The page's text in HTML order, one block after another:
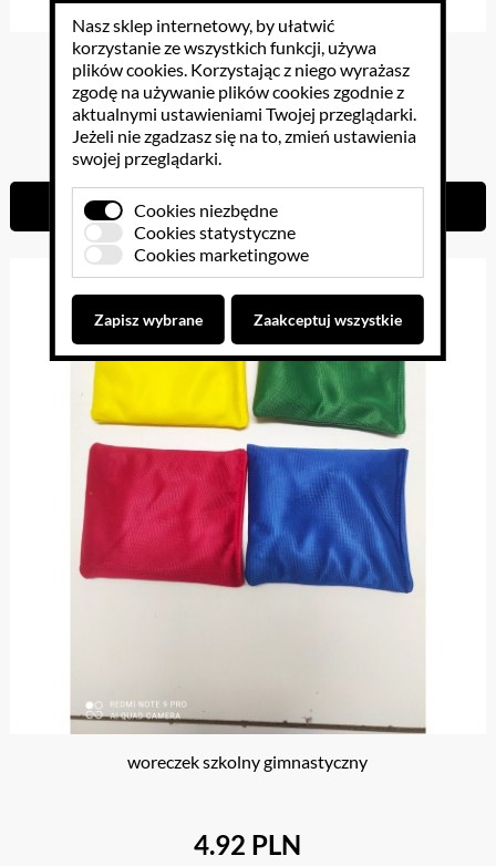
hula-hop 70cm
11.07 PLN
Do koszyka
woreczek szkolny gimnastyczny
4.92 PLN
Nasz sklep internetowy, by ułatwić
korzystanie ze wszystkich funkcji, używa
plików cookies. Korzystając z niego wyrażasz
zgodę na używanie plików cookies zgodnie z
aktualnymi ustawieniami Twojej przeglądarki.
Jeżeli nie zgadzasz się na to, zmień ustawienia
swojej przeglądarki.
Cookies niezbędne
Cookies statystyczne
Cookies marketingowe
Zapisz wybrane Zaakceptuj wszystkie